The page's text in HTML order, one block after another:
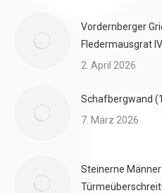
Vordernberger
Fledermausgrat IV
2. April 2026
Schafbergwand
7. März 2026
Steinerne